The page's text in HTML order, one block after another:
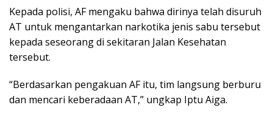
Kepada polisi, AF mengaku bahwa dirinya telah disuruh
AT untuk mengantarkan narkotika jenis sabu tersebut
kepada seseorang di sekitaran Jalan Kesehatan
tersebut.
“Berdasarkan pengakuan AF itu, tim langsung berburu
dan mencari keberadaan AT,” ungkap Iptu Aiga.